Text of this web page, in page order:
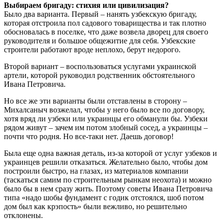
Выбираем бригаду: стихия или цивилизация?
Было два варианта. Первый – нанять узбекскую бригаду,
которая отстроила пол садового товарищества и так плотно
обосновалась в поселке, что даже возвела дворец для своего
руководителя и большое общежитие для себя. Узбекские
строители работают вроде неплохо, берут недорого.
Второй вариант – воспользоваться услугами украинской
артели, которой руководил родственник обстоятельного
Ивана Петровича.
Но все же эти варианты были отставлены в сторону –
Михалсаныч возжелал, чтобы у него было все по договору,
хотя вряд ли узбеки или украинцы его обманули бы. Узбеки
рядом живут – зачем им потом злобный сосед, а украинцы –
почти что родня. Но все-таки нет. Даешь договор!
Была еще одна важная деталь, из-за которой от услуг узбеков и
украинцев решили отказаться. Желательно было, чтобы дом
построили быстро, на глазах, из материалов компании
(таскаться самим по строительным рынкам неохота) и можно
было бы в нем сразу жить. Поэтому советы Ивана Петровича
типа «надо шобы фундамент с годик отстоялся, шоб потом
дом был как крэпость» были вежливо, но решительно
отклонены.